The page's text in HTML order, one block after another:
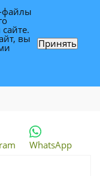
14/60
WhatsApp
файлы
вы Принять